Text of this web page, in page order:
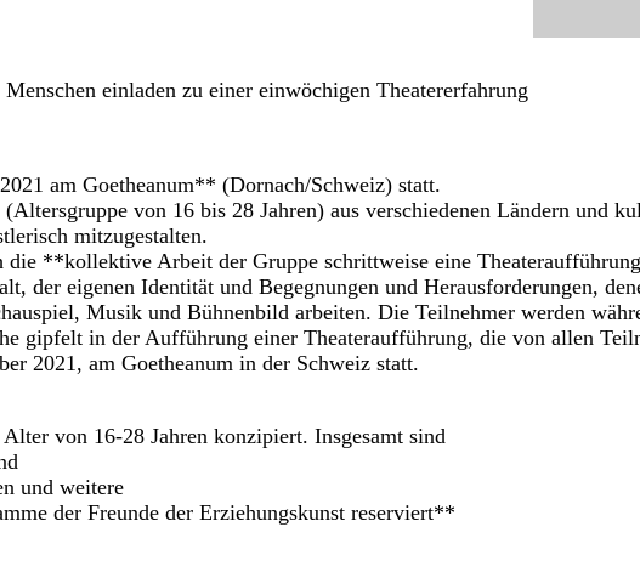
einladen zu einer einwöchigen Theatererfahrung
am Goetheanum** (Dornach/Schweiz) statt.
von 16 bis 28 Jahren) aus verschiedenen Ländern und
mitzugestalten.
die **kollektive Arbeit der Gruppe schrittweise eine
der eigenen Identität und Begegnungen und Herausforderungen,
Musik und Bühnenbild arbeiten. Die Teilnehmer werden
gipfelt in der Aufführung einer Theateraufführung, die von allen
2021, am Goetheanum in der Schweiz statt.
von 16-28 Jahren konzipiert. Insgesamt sind
und weitere
der Freunde der Erziehungskunst reserviert**